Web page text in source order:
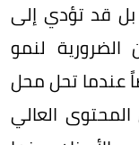
بل قد تؤدي إلى
لنمو
عندما تحل محل
المحتوى العالي